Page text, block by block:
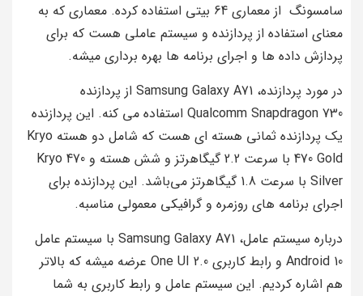
سامسونگ از معماری 64 بیتی استفاده کرده. معماری که به
معنای استفاده از پردازنده و سیستم عاملی هست که برای
پردازش داده‌ ها و اجرای برنامه‌ ها بهره‌ برداری میشه.
در مورد پردازنده، Samsung Galaxy A71 از پردازنده
Qualcomm Snapdragon 730 استفاده می‌ کنه. این پردازنده
یک پردازنده ثمانی هسته‌ ای هست که شامل دو هسته Kryo
470 Gold با سرعت 2.2 گیگاهرتز و شش هسته و Kryo 470
Silver با سرعت 1.8 گیگاهرتز می‌باشد. این پردازنده برای
اجرای برنامه‌ های روزمره و گرافیکی معمولی مناسبه.
درباره سیستم عامل، Samsung Galaxy A71 با سیستم عامل
Android 10 و رابط کاربری One UI 2.0 عرضه میشه که بالاتر
هم اشاره کردیم. این سیستم عامل و رابط کاربری به شما